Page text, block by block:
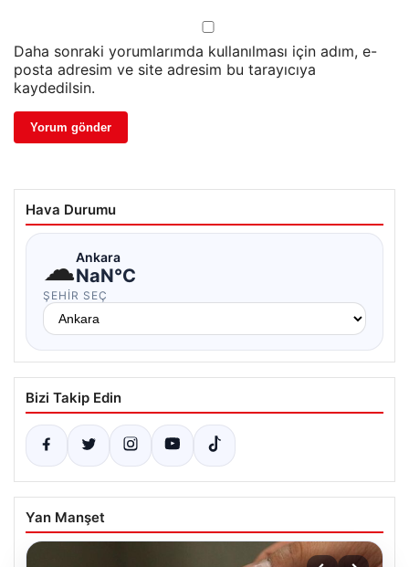
Daha sonraki yorumlarımda kullanılması için adım, e-
posta adresim ve site adresim bu tarayıcıya
kaydedilsin.
Hava Durumu
☁Ankara
NaN°C
ŞEHIR SEÇ
Bizi Takip Edin
Yan Manşet